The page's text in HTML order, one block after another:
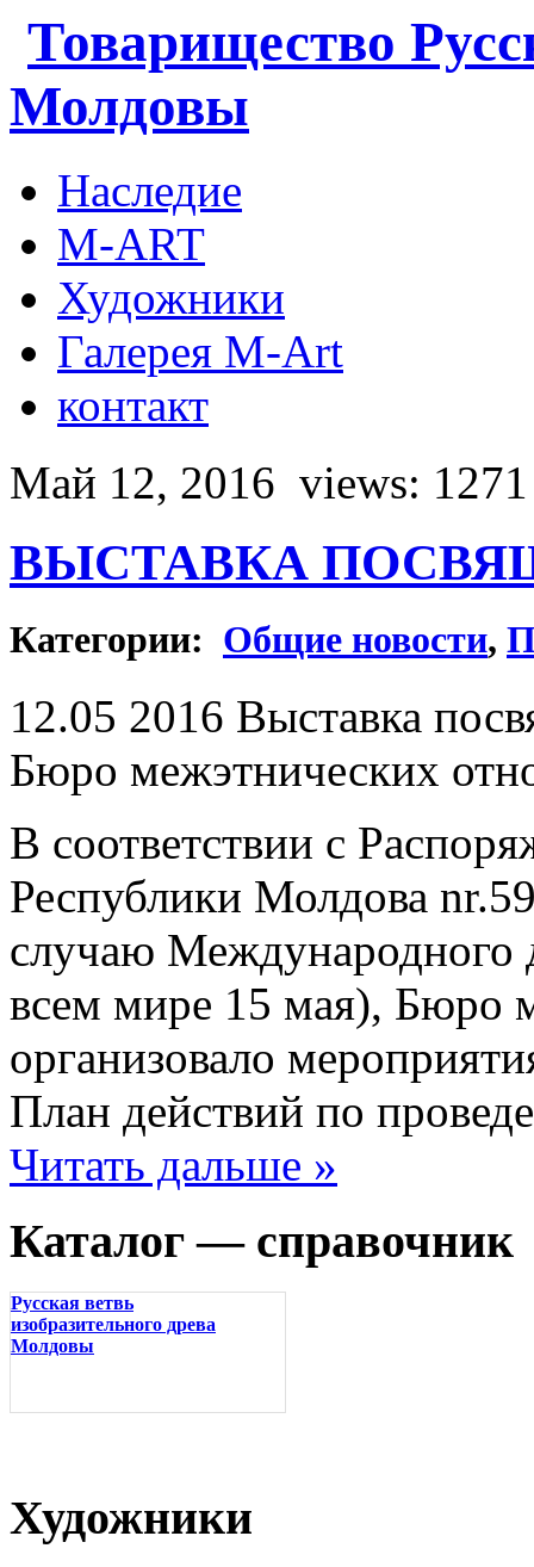
Товарищество
Молдовы
Наследие
M-ART
Художники
Галерея M-Art
контакт
Май 12, 2016 views: 1271
ВЫСТАВКА
Категории: Общие новости,
12.05 2016 Выставка
Бюро межэтнических
В соответствии с
Республики Молдова
случаю Международного
всем мире 15 мая), Бюро
организовало
План действий по
Читать дальше »
Каталог — справочник
Русская ветвь
изобразительного древа
Молдовы
Художники